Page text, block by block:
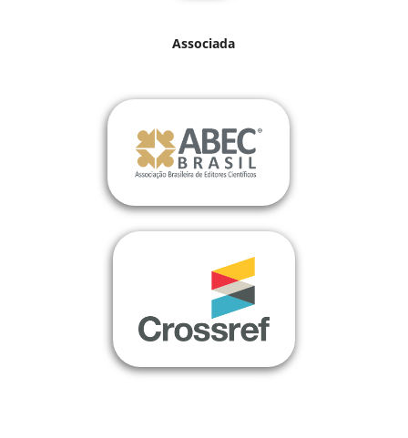
Associada